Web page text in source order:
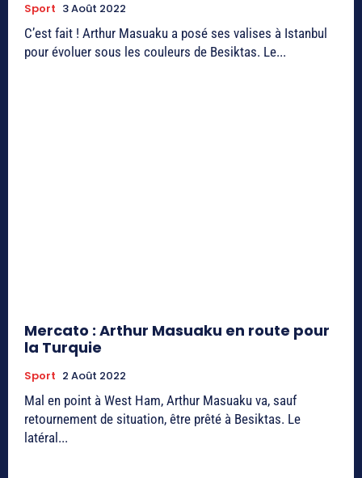
Sport 3 Août 2022
C’est fait ! Arthur Masuaku a posé ses valises à Istanbul
pour évoluer sous les couleurs de Besiktas. Le...
Mercato : Arthur Masuaku en route pour
la Turquie
Sport 2 Août 2022
Mal en point à West Ham, Arthur Masuaku va, sauf
retournement de situation, être prêté à Besiktas. Le
latéral...